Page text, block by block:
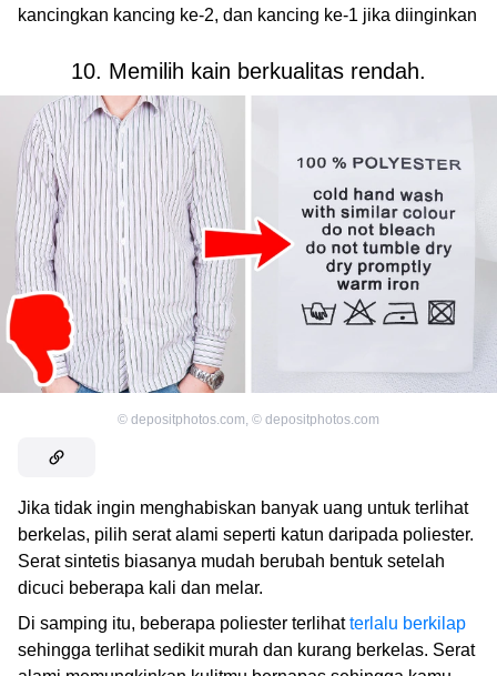
kancingkan kancing ke-2, dan kancing ke-1 jika diinginkan
10. Memilih kain berkualitas rendah.
© depositphotos.com, © depositphotos.com
Jika tidak ingin menghabiskan banyak uang untuk terlihat
berkelas, pilih serat alami seperti katun daripada poliester.
Serat sintetis biasanya mudah berubah bentuk setelah
dicuci beberapa kali dan melar.
Di samping itu, beberapa poliester terlihatterlalu berkilap
sehingga terlihat sedikit murah dan kurang berkelas. Serat